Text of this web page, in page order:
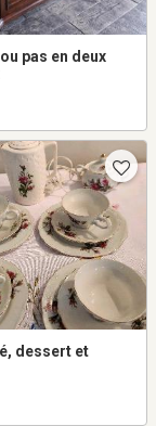
pas en deux
dessert et